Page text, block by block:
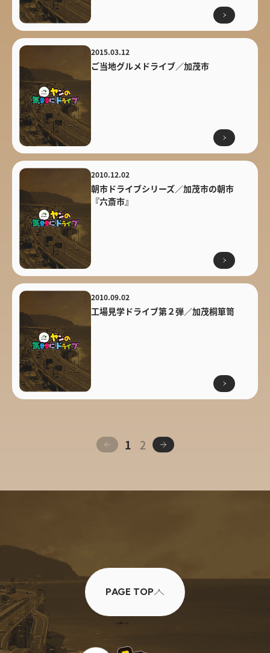
2015.03.12
ご当地グルメドライブ／加茂市
2010.12.02
朝市ドライブシリーズ／加茂市の朝市
『六斎市』
2010.09.02
工場見学ドライブ第２弾／加茂桐箪笥
1 2
PAGE TOP